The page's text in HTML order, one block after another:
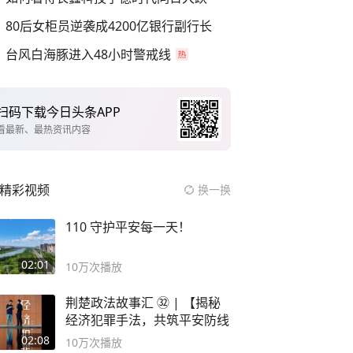
80后女柜员逆袭成4200亿银行副行长
台风白海豚进入48小时警戒线
码下载今日头条APP
最新、最热资讯内容
精彩视频 换一换
02:01
110 守护平安每一天！
10万次播放
02:08
荆楚政法故事汇 ㉜ | 【揭秘
经济犯罪手法，共筑平安防线
10万次播放